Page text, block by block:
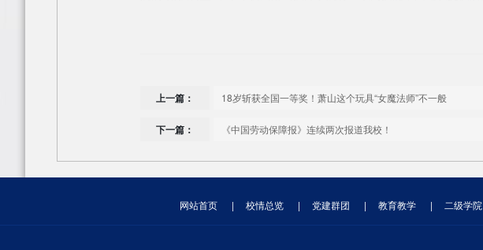
上一篇： 18岁斩获全国一等奖！萧山这个玩具“女魔法师”不一般
下一篇： 《中国劳动保障报》连续两次报道我校！
网站首页 | 校情总览 | 党建群团 | 教育教学 | 二级学院